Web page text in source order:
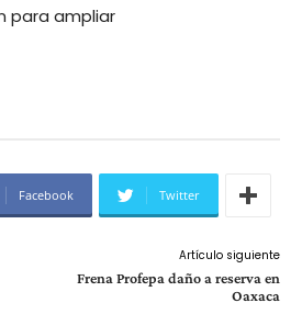
para ampliar
Facebook Twitter
Artículo siguiente
Frena Profepa daño a reserva en
Oaxaca